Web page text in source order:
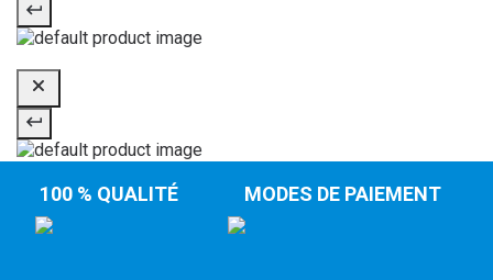
100 % QUALITÉ MODES DE PAIEMENT